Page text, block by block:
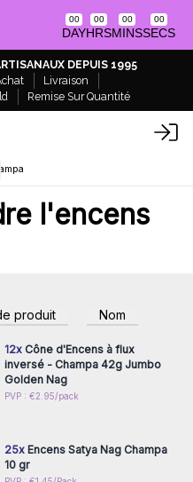
00
DAY
00
HRS
00
MINS
00
SECS
DEPUIS 1995
Livraison
Remise Sur Quantité
l'encens
produit Nom
inscrivez-vous pour
accéder aux prix de gros
12xCône d'Encens à flux
inversé - Champa 42g Jumbo
Golden Nag
PVP : €2.95/pack
Connectez-vous ou
25xEncens Satya Nag Champa
10 gr